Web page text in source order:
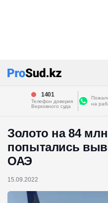
1401
Телефон доверия
Верховного суда
на
Золото на 84 млн
попытались
ОАЭ
15.09.2022